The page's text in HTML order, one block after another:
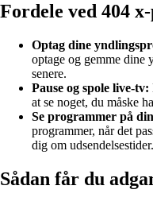
Fordele ved 404
Optag dine
optage og gemme dine
senere.
Pause og spole live-tv:
at se noget, du måske
Se programmer på
programmer, når det
dig om udsendelsestider.
Sådan får du